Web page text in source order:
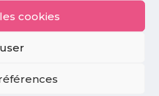
cookies